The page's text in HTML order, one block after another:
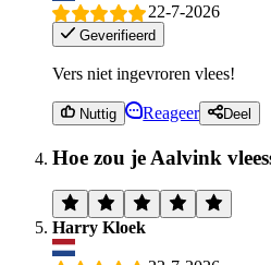
22-7-2026
Geverifieerd
Vers niet ingevroren vlees!
Nuttig Reageer Deel
Hoe zou je Aalvink
Harry Kloek